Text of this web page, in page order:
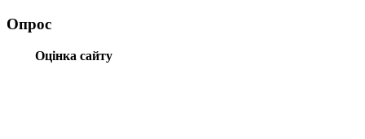
Опрос
Оцінка сайту